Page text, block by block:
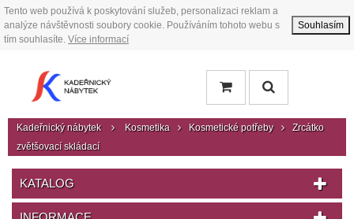
Tento web používá k poskytování služeb, personalizaci reklam a
analýze návštěvnosti soubory cookie. Používáním tohoto webu s
tím souhlasíte. Více informací
Souhlasím
Kadeřnický nábytek Kosmetika Kosmetické potřeby
Zrcátko
zvětšovací skládací
KATALOG